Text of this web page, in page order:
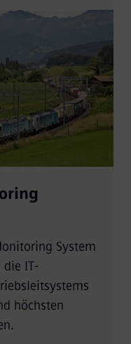
System
IT-
höchsten